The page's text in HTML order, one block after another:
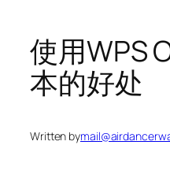
使用WPS
本的好处
Written by